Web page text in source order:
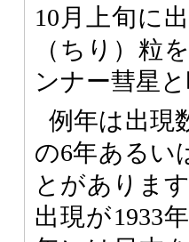
10月上旬に
（ちり）粒
ンナー彗星
例年は出現
の6年あるい
とがありま
出現が1933